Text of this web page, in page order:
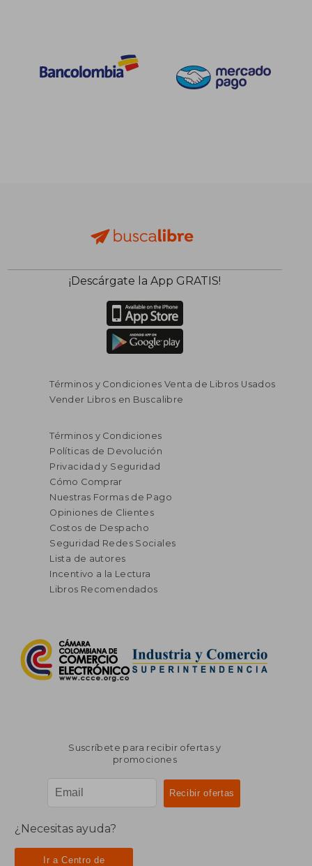
¡Descárgate la App GRATIS!
Términos y Condiciones Venta de Libros Usados
Vender Libros en Buscalibre
Términos y Condiciones
Políticas de Devolución
Privacidad y Seguridad
Cómo Comprar
Nuestras Formas de Pago
Opiniones de Clientes
Costos de Despacho
Seguridad Redes Sociales
Lista de autores
Incentivo a la Lectura
Libros Recomendados
Suscríbete para recibir ofertas y
promociones
¿Necesitas ayuda?
Ir a Centro de